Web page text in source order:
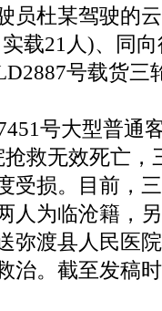
员杜某驾驶的
载21人)、同
号载货三
号大型普通
救无效死亡，
受损。目前，
人为临沧籍，
弥渡县人民医
治。截至发稿